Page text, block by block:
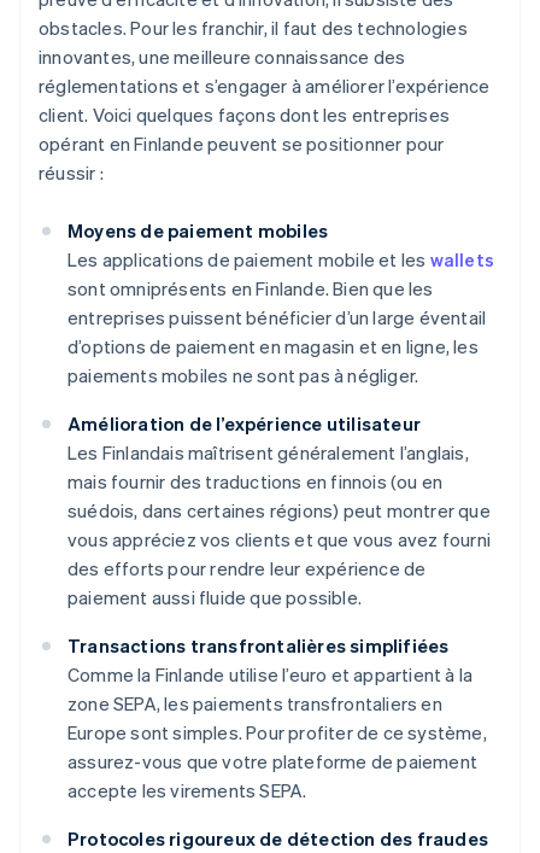
obstacles. Pour les franchir, il faut des technologies
innovantes, une meilleure connaissance des
réglementations et s’engager à améliorer l’expérience
client. Voici quelques façons dont les entreprises
opérant en Finlande peuvent se positionner pour
réussir :
Moyens de paiement mobiles
Les applications de paiement mobile et les wallets
sont omniprésents en Finlande. Bien que les
entreprises puissent bénéficier d’un large éventail
d’options de paiement en magasin et en ligne, les
paiements mobiles ne sont pas à négliger.
Amélioration de l’expérience utilisateur
Les Finlandais maîtrisent généralement l’anglais,
mais fournir des traductions en finnois (ou en
suédois, dans certaines régions) peut montrer que
vous appréciez vos clients et que vous avez fourni
des efforts pour rendre leur expérience de
paiement aussi fluide que possible.
Transactions transfrontalières simplifiées
Comme la Finlande utilise l’euro et appartient à la
zone SEPA, les paiements transfrontaliers en
Europe sont simples. Pour profiter de ce système,
assurez-vous que votre plateforme de paiement
accepte les virements SEPA.
Protocoles rigoureux de détection des fraudes